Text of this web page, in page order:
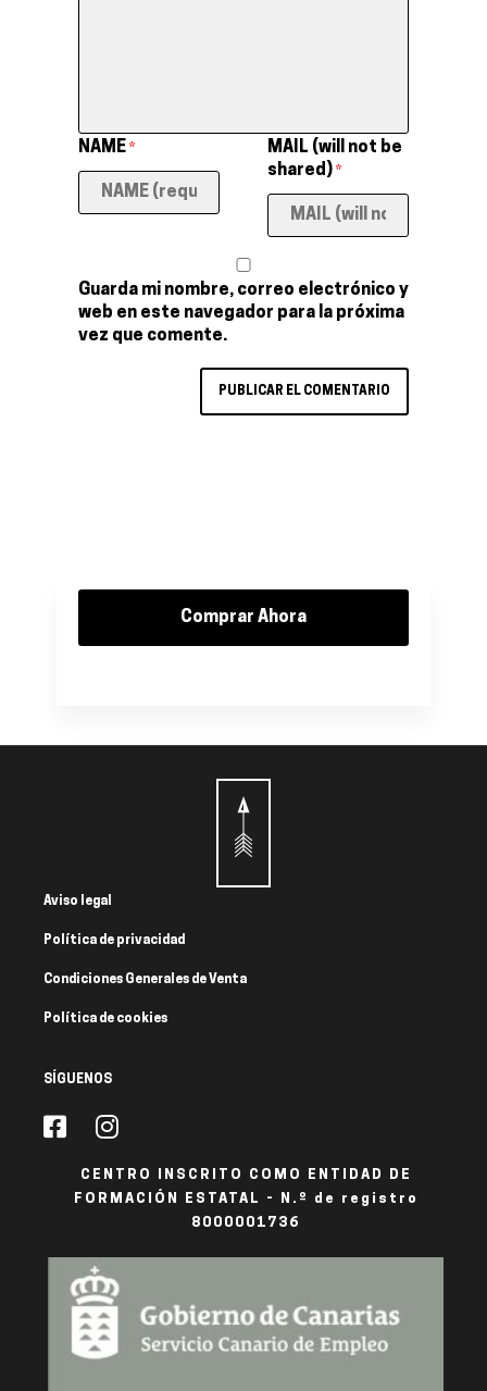
NAME *
MAIL (will not be
shared) *
Guarda mi nombre, correo electrónico y
web en este navegador para la próxima
vez que comente.
Comprar Ahora
Aviso legal
Política de privacidad
Condiciones Generales de Venta
Política de cookies
SÍGUENOS
CENTRO INSCRITO COMO ENTIDAD DE
FORMACIÓN ESTATAL - N.º de registro
8000001736